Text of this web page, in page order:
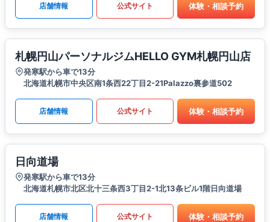
店舗情報 公式サイト 体験・相談予約
札幌円山パーソナルジムHELLO GYM札幌円山店
発寒駅から車で13分
北海道札幌市中央区南1条西22丁目2-21Palazzo裏参道502
店舗情報 公式サイト 体験・相談予約
日向道場
発寒駅から車で13分
北海道札幌市北区北十三条西3丁目2-1北13条ビル1階日向道場
店舗情報 公式サイト 体験・相談予約